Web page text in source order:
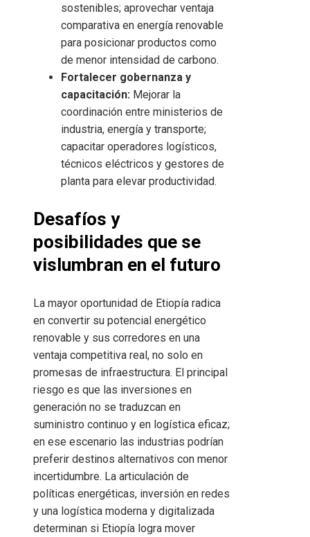
sostenibles; aprovechar ventaja
comparativa en energía renovable
para posicionar productos como
de menor intensidad de carbono.
Fortalecer gobernanza y
capacitación: Mejorar la
coordinación entre ministerios de
industria, energía y transporte;
capacitar operadores logísticos,
técnicos eléctricos y gestores de
planta para elevar productividad.
Desafíos y
posibilidades que se
vislumbran en el futuro
La mayor oportunidad de Etiopía radica
en convertir su potencial energético
renovable y sus corredores en una
ventaja competitiva real, no solo en
promesas de infraestructura. El principal
riesgo es que las inversiones en
generación no se traduzcan en
suministro continuo y en logística eficaz;
en ese escenario las industrias podrían
preferir destinos alternativos con menor
incertidumbre. La articulación de
políticas energéticas, inversión en redes
y una logística moderna y digitalizada
determinan si Etiopía logra mover